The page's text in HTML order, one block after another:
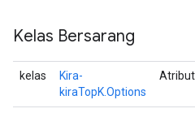
Kelas Bersarang
kelas
Kira-
kiraTopK.Options